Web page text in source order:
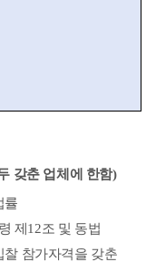
갖춘 업체에 한함)
률
제 12조 및 동법
찰 참가자격을 갖춘